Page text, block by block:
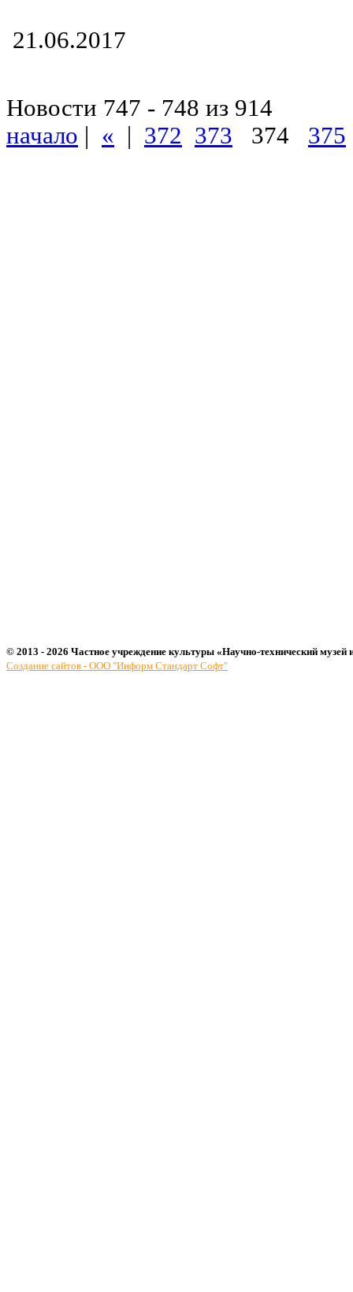
21.06.2017
Новости 747 - 748 из 914
начало
« 372 373 374 375
© 2013 - 2026 Частное учреждение культуры «Научно-технический музей
Создание сайтов - ООО "Информ Стандарт Софт"